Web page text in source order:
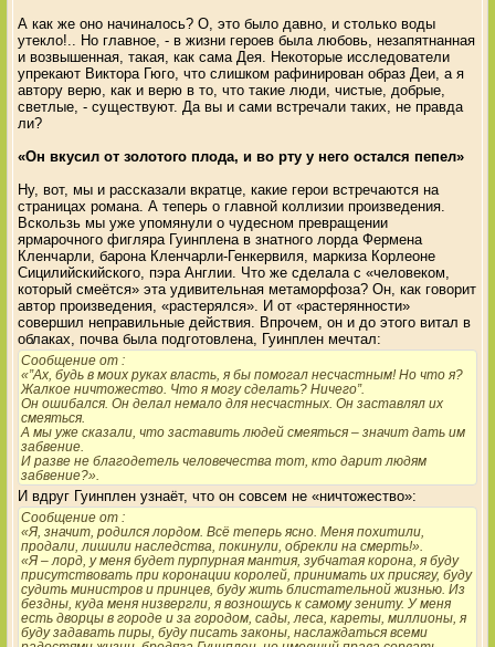
А как же оно начиналось? О, это было давно, и столько воды
утекло!.. Но главное, - в жизни героев была любовь, незапятнанная
и возвышенная, такая, как сама Дея. Некоторые исследователи
упрекают Виктора Гюго, что слишком рафинирован образ Деи, а я
автору верю, как и верю в то, что такие люди, чистые, добрые,
светлые, - существуют. Да вы и сами встречали таких, не правда
ли?
«Он вкусил от золотого плода, и во рту у него остался пепел»
Ну, вот, мы и рассказали вкратце, какие герои встречаются на
страницах романа. А теперь о главной коллизии произведения.
Вскользь мы уже упомянули о чудесном превращении
ярмарочного фигляра Гуинплена в знатного лорда Фермена
Кленчарли, барона Кленчарли-Генкервиля, маркиза Корлеоне
Сицилийскийского, пэра Англии. Что же сделала с «человеком,
который смеётся» эта удивительная метаморфоза? Он, как говорит
автор произведения, «растерялся». И от «растерянности»
совершил неправильные действия. Впрочем, он и до этого витал в
облаках, почва была подготовлена, Гуинплен мечтал:
Сообщение от :
«”Ах, будь в моих руках власть, я бы помогал несчастным! Но что я?
Жалкое ничтожество. Что я могу сделать? Ничего”.
Он ошибался. Он делал немало для несчастных. Он заставлял их
смеяться.
А мы уже сказали, что заставить людей смеяться – значит дать им
забвение.
И разве не благодетель человечества тот, кто дарит людям
забвение?».
И вдруг Гуинплен узнаёт, что он совсем не «ничтожество»:
Сообщение от :
«Я, значит, родился лордом. Всё теперь ясно. Меня похитили,
продали, лишили наследства, покинули, обрекли на смерть!».
«Я – лорд, у меня будет пурпурная мантия, зубчатая корона, я буду
присутствовать при коронации королей, принимать их присягу, буду
судить министров и принцев, буду жить блистательной жизнью. Из
бездны, куда меня низвергли, я возношусь к самому зениту. У меня
есть дворцы в городе и за городом, сады, леса, кареты, миллионы, я
буду задавать пиры, буду писать законы, наслаждаться всеми